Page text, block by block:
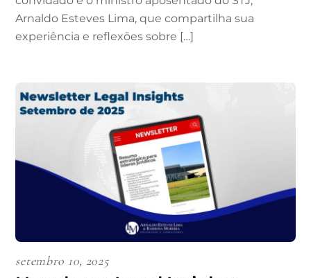
Arnaldo Esteves Lima, que compartilha sua
experiência e reflexões sobre […]
setembro 10, 2025